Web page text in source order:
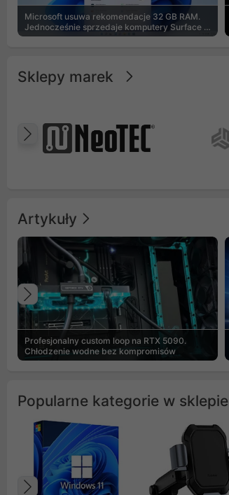
Microsoft usuwa rekomendacje 32 GB RAM.
Jednocześnie sprzedaje komputery Surface z
8 GB
Sklepy marek
Poprzedni
Artykuły
Profesjonalny custom loop na RTX 5090.
Chłodzenie wodne bez kompromisów
Poprzedni
Popularne kategorie w sklepie